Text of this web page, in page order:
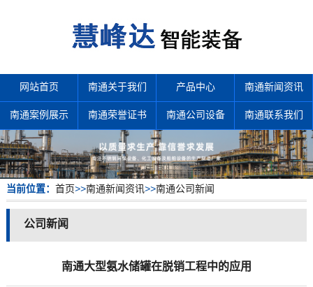
网站首页 南通关于我们 产品中心 南通新闻资讯
南通案例展示 南通荣誉证书 南通公司设备 南通联系我们
当前位置： 首页>>南通新闻资讯>>南通公司新闻
公司新闻
南通大型氨水储罐在脱销工程中的应用